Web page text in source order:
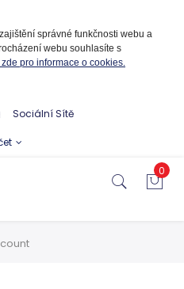
správné funkčnosti webu a
webu souhlasíte s
zde pro informace o cookies.
Sociální Sítě
0